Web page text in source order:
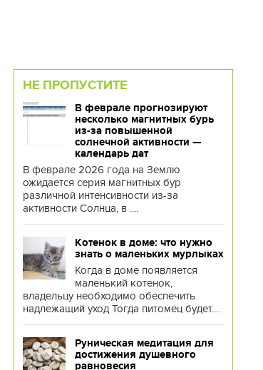
НЕ ПРОПУСТИТЕ
В феврале прогнозируют
несколько магнитных бурь
из-за повышенной
солнечной активности —
календарь дат
В феврале 2026 года на Землю
ожидается серия магнитных бур
различной интенсивности из-за
активности Солнца, в ....
Котенок в доме: что нужно
знать о маленьких мурлыках
Когда в доме появляется
маленький котенок,
владельцу необходимо обеспечить
надлежащий уход Тогда питомец будет....
Руническая медитация для
достижения душевного
равновесия